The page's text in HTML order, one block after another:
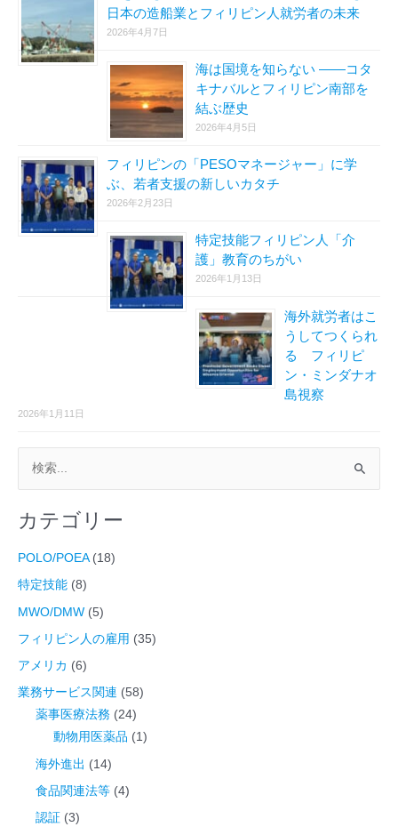
日本の造船業とフィリピン人就労者の未来
2026年4月7日
海は国境を知らない ――コタ
キナバルとフィリピン南部を
結ぶ歴史
2026年4月5日
フィリピンの「PESOマネージャー」に学
ぶ、若者支援の新しいカタチ
2026年2月23日
特定技能フィリピン人「介
護」教育のちがい
2026年1月13日
海外就労者はこ
うしてつくられ
る フィリピ
ン・ミンダナオ
島視察
2026年1月11日
対
カテゴリー
POLO/POEA(18)
特定技能 (8)
MWO/DMW (5)
フィリピン人の雇用 (35)
アメリカ (6)
業務サービス関連 (58)
薬事医療法務 (24)
動物用医薬品 (1)
海外進出 (14)
食品関連法等 (4)
認証 (3)